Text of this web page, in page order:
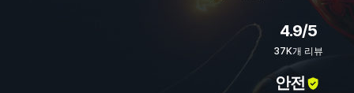
4.9/5
37K개 리뷰
안전